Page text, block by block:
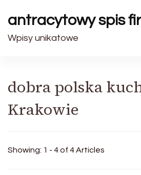
antracytowy spis
Wpisy unikatowe
dobra polska
Krakowie
Showing: 1 - 4 of 4 Articles